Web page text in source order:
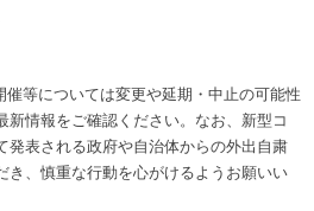
等については変更や延期・中止の可能性
情報をご確認ください。なお、新型コ
発表される政府や自治体からの外出自粛
き、慎重な行動を心がけるようお願いい